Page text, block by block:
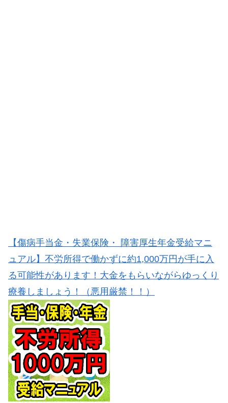
【傷病手当金・失業保険・ 障害厚生年金受給マニ
ュアル】不労所得で働かずに約1,000万円が手に入
る可能性があります！大金をもらいながらゆっくり
療養しましょう！（悪用厳禁！！）